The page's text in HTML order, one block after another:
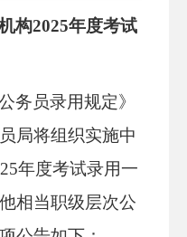
构2025年度考试
务员录用规定》
局将组织实施中
年度考试录用一
相当职级层次公